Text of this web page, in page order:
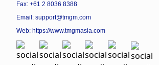
Fax: +61 2 8036 8388
Email: support@tmgm.com
Web: https://www.tmgmasia.com